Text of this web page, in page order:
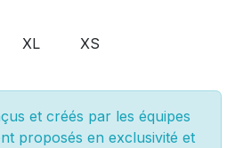
XL XS
et créés par les équipes
proposés en exclusivité et